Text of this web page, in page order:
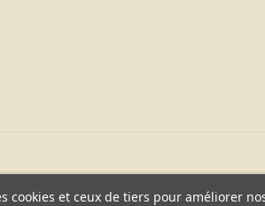
cookies et ceux de tiers pour améliorer